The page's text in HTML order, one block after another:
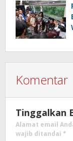
Komentar
Tinggalkan
Alamat email
wajib ditandai *